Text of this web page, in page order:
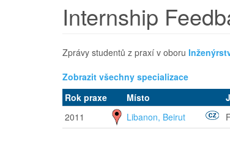
Internship
Zprávy studentů z praxí v oboru
Zobrazit všechny specializace
Rok praxe
Místo
2011
Libanon, Beirut